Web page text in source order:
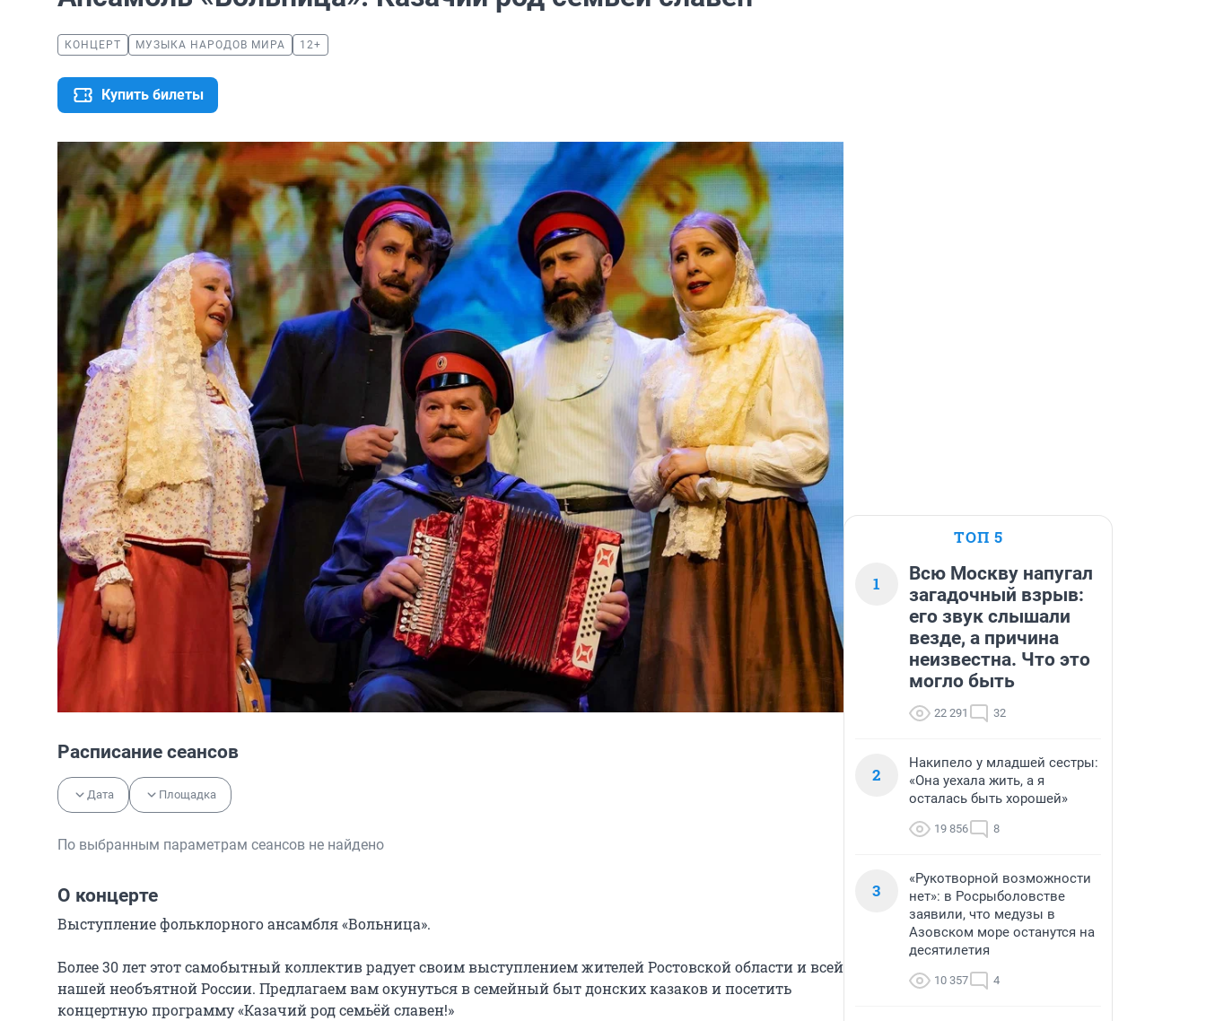
КОНЦЕРТ МУЗЫКА НАРОДОВ МИРА 12+
Купить билеты
Расписание сеансов
Дата Площадка
По выбранным параметрам сеансов не найдено
О концерте
Выступление фольклорного ансамбля «Вольница».
Более 30 лет этот самобытный коллектив радует своим выступлением жителей Ростовской области и всей
нашей необъятной России. Предлагаем вам окунуться в семейный быт донских казаков и посетить
концертную программу «Казачий род семьёй славен!»
ТОП 5
1
Всю Москву напугал
загадочный взрыв:
его звук слышали
везде, а причина
неизвестна. Что это
могло быть
22 291 32
2
Накипело у младшей сестры:
«Она уехала жить, а я
осталась быть хорошей»
19 856 8
3
«Рукотворной возможности
нет»: в Росрыболовстве
заявили, что медузы в
Азовском море останутся на
десятилетия
10 357 4